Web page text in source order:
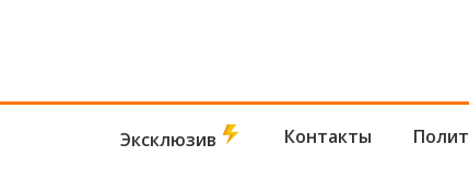
Эксклюзив Контакты